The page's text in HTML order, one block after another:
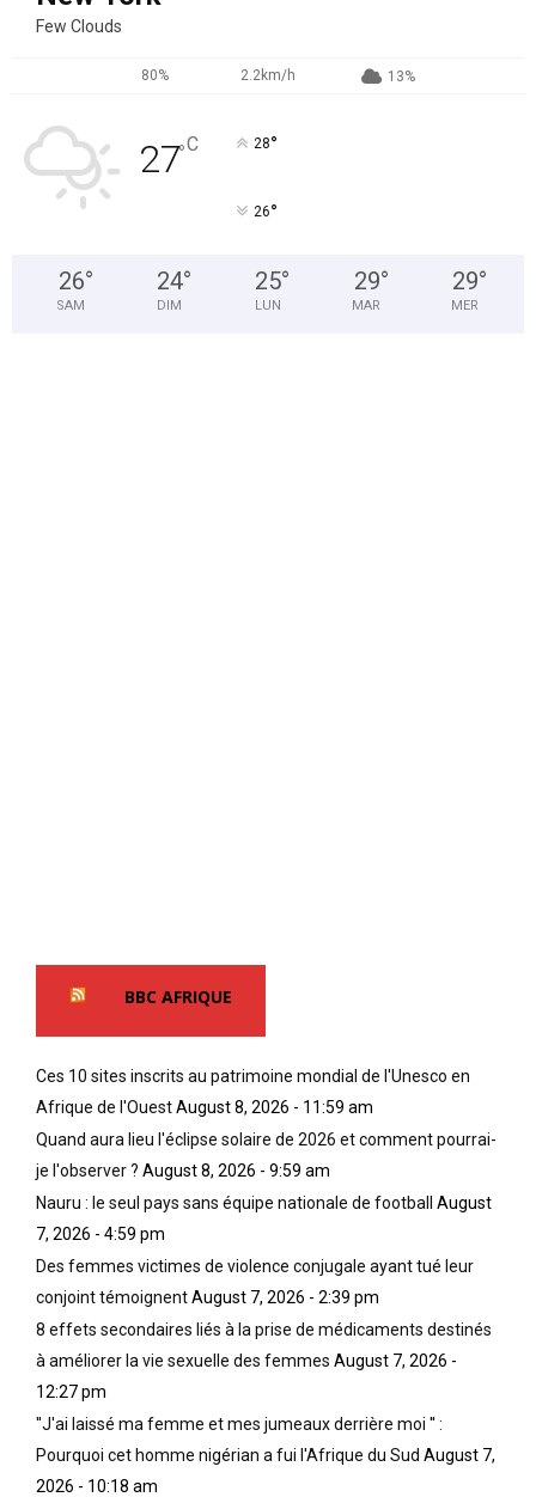
Few Clouds
80% 2.2km/h 13%
27°C 28°
26°
26°
SAM
24°
DIM
25°
LUN
29°
MAR
29°
MER
BBC AFRIQUE
Ces 10 sites inscrits au patrimoine mondial de l'Unesco en
Afrique de l'OuestAugust 8, 2026 - 11:59 am
Quand aura lieu l'éclipse solaire de 2026 et comment pourrai-
je l'observer ? August 8, 2026 - 9:59 am
Nauru : le seul pays sans équipe nationale de football August
7, 2026 - 4:59 pm
Des femmes victimes de violence conjugale ayant tué leur
conjoint témoignentAugust 7, 2026 - 2:39 pm
8 effets secondaires liés à la prise de médicaments destinés
à améliorer la vie sexuelle des femmes August 7, 2026 -
12:27 pm
''J'ai laissé ma femme et mes jumeaux derrière moi '' :
Pourquoi cet homme nigérian a fui l'Afrique du Sud August 7,
2026 - 10:18 am